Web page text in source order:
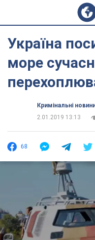
Україна
море
Кримінальні
2.01.2019 13:13
68